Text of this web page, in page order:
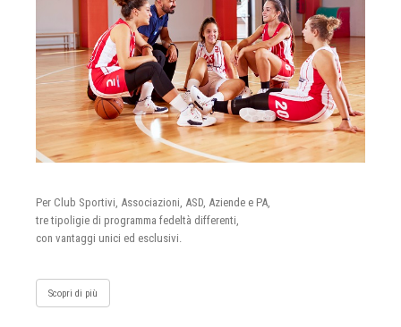
Per Club Sportivi, Associazioni, ASD, Aziende e PA,
tre tipoligie di programma fedeltà differenti,
con vantaggi unici ed esclusivi.
Scopri di più